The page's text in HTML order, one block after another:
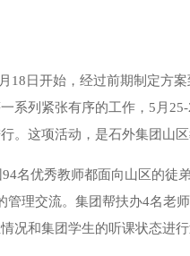
月 18 日开始，经过前期制定方
系列紧张有序的工作， 5 月
。这项活动，是石外集团山
94名优秀教师都面向山区的徒
管理交流。集团帮扶办4名老
况和集团学生的听课状态进